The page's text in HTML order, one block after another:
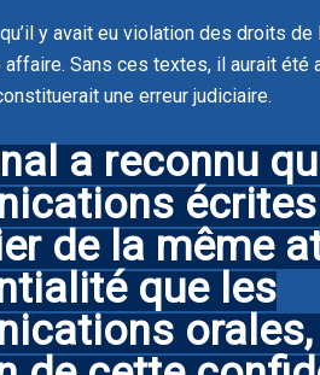
y avait eu violation des droits de
affaire. Sans ces textes, il aurait été
une erreur judiciaire.
a reconnu
de la même
que les